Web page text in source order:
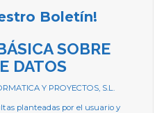
Boletín!
SOBRE
DATOS
Y PROYECTOS, S.L.
planteadas por el usuario y